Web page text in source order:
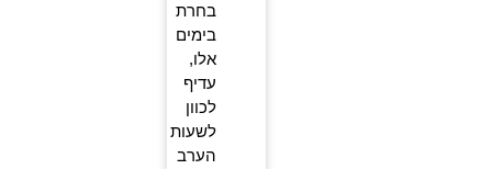
בחרת
בימים
אלו,
עדיף
לכוון
לשעות
הערב